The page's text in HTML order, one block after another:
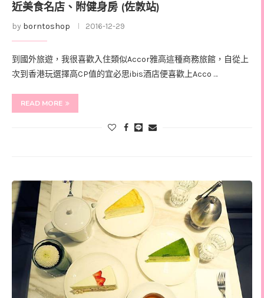
近美食名店、附健身房 (佐敦站)
by borntoshop 2016-12-29
到國外旅遊，我很喜歡入住類似Accor雅高這種商務旅館，自從上
次到香港玩選擇高CP值的宜必思ibis酒店便喜歡上Acco …
READ MORE